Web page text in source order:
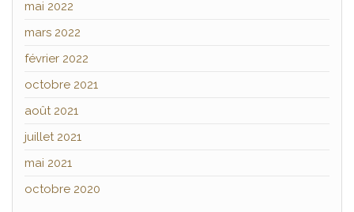
mai 2022
mars 2022
février 2022
octobre 2021
août 2021
juillet 2021
mai 2021
octobre 2020